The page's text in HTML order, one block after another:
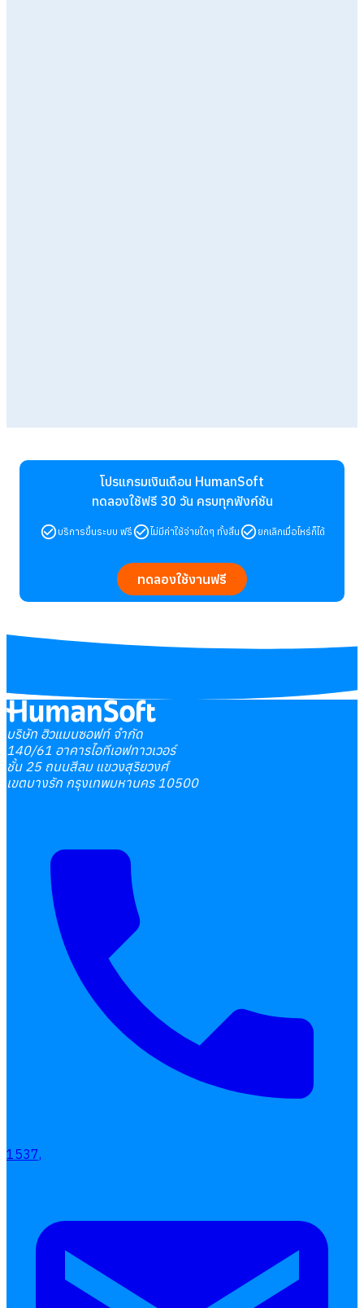
โปรแกรมเงินเดือน HumanSoft
ทดลองใช้ฟรี 30 วัน ครบทุกฟังก์ชัน
บริการขึ้นระบบ ฟรี ไม่มีค่าใช้จ่ายใดๆ ทั้งสิ้น ยกเลิกเมื่อไหร่ก็ได้
ทดลองใช้งานฟรี
บริษัท ฮิวแมนซอฟท์ จำกัด
140/61 อาคารไอทีเอฟทาวเวอร์
ชั้น 25 ถนนสีลม แขวงสุริยวงศ์
เขตบางรัก กรุงเทพมหานคร 10500
1537,